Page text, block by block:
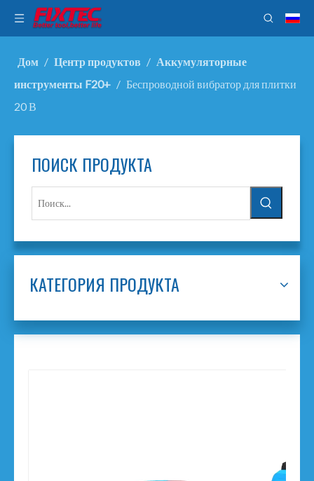
Дом / Центр продуктов / Аккумуляторные
инструменты F20+ / Беспроводной вибратор для плитки
20 В
ПОИСК ПРОДУКТА
КАТЕГОРИЯ ПРОДУКТА